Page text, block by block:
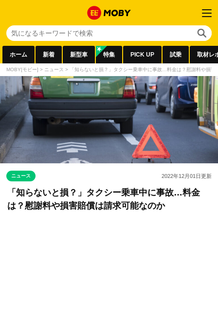
ホーム 新着 新型車 特集 PICK UP 試乗 取材レ
MOBY[モビー] > ニュース > 「知らないと損？」タクシー乗車中に事故…料金は？慰謝料や損害
ニュース 2022年12月01日更新
「知らないと損？」タクシー乗車中に事故…料金
は？慰謝料や損害賠償は請求可能なのか